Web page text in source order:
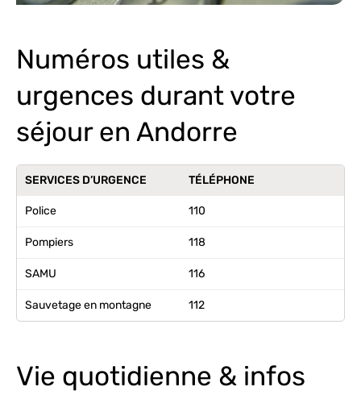
Numéros utiles &
urgences durant votre
séjour en Andorre
SERVICES D’URGENCE TÉLÉPHONE
Police 110
Pompiers 118
SAMU 116
Sauvetage en montagne 112
Vie quotidienne & infos